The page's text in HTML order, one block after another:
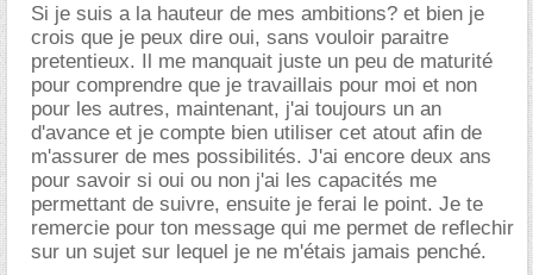
Si je suis a la hauteur de mes ambitions? et bien je
crois que je peux dire oui, sans vouloir paraitre
pretentieux. Il me manquait juste un peu de maturité
pour comprendre que je travaillais pour moi et non
pour les autres, maintenant, j'ai toujours un an
d'avance et je compte bien utiliser cet atout afin de
m'assurer de mes possibilités. J'ai encore deux ans
pour savoir si oui ou non j'ai les capacités me
permettant de suivre, ensuite je ferai le point. Je te
remercie pour ton message qui me permet de reflechir
sur un sujet sur lequel je ne m'étais jamais penché.